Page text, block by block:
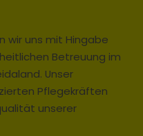
consectetuer
wir uns mit Hingabe
Betreuung im
Unser
Pflegekräften
unserer